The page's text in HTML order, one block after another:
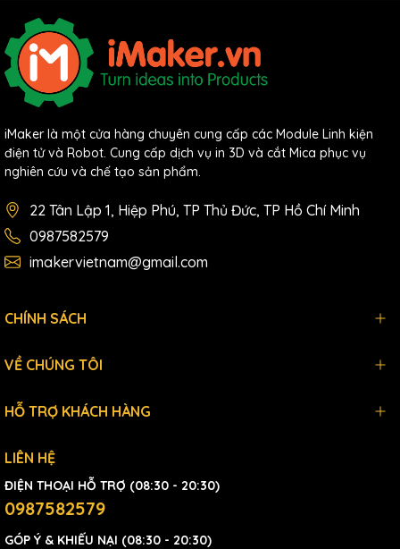
iMaker là một cửa hàng chuyên cung cấp các Module Linh kiện
điện tử và Robot. Cung cấp dịch vụ in 3D và cắt Mica phục vụ
nghiên cứu và chế tạo sản phẩm.
22 Tân Lập 1, Hiệp Phú, TP Thủ Đức, TP Hồ Chí Minh
0987582579
imakervietnam@gmail.com
CHÍNH SÁCH
VỀ CHÚNG TÔI
HỖ TRỢ KHÁCH HÀNG
LIÊN HỆ
ĐIỆN THOẠI HỖ TRỢ (08:30 - 20:30)
0987582579
GÓP Ý & KHIẾU NẠI (08:30 - 20:30)